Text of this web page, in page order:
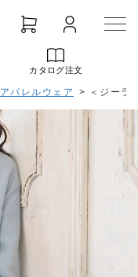
カタログ注文
アパレルウェア > ＜ジーラ